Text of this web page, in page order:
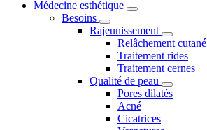
Médecine esthétique
Besoins
Rajeunissement
Relâchement cutané
Traitement rides
Traitement cernes
Qualité de peau
Pores dilatés
Acné
Cicatrices